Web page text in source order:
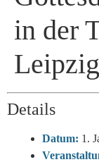
in der
Leipzig
Details
Datum: 1.